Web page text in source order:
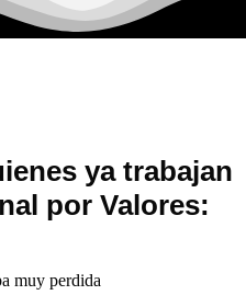
ya trabajan
por Valores:
muy perdida